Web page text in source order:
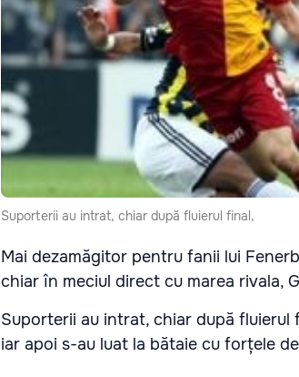
Suporterii au intrat, chiar după fluierul final,
Mai dezamăgitor pentru fanii lui
chiar în meciul direct cu marea rivala,
Suporterii au intrat, chiar după
iar apoi s-au luat la bătaie cu forțele